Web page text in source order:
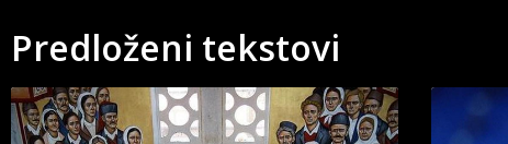
Predloženi tekstovi